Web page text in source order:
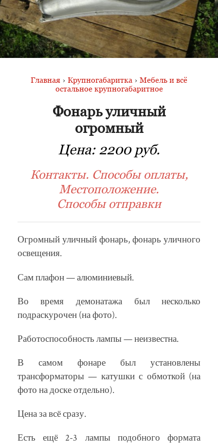
Главная › Крупногабаритка › Мебель и всё
остальное крупногабаритное
Фонарь уличный
огромный
Цена: 2200 руб.
Контакты. Способы оплаты,
Местоположение.
Способы отправки
Огромный уличный фонарь, фонарь уличного
освещения.
Сам плафон — алюминиевый.
Во время демонатажа был несколько
подраскурочен (на фото).
Работоспособность лампы — неизвестна.
В самом фонаре был установлены
трансформаторы — катушки с обмоткой (на
фото на доске отдельно).
Цена за всё сразу.
Есть ещё 2-3 лампы подобного формата